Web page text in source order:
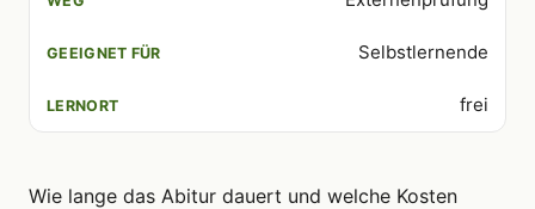
Selbstlernende
frei
Wie lange das Abitur dauert und welche Kosten